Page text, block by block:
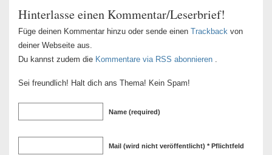
Hinterlasse einen Kommentar/Leserbrief!
Füge deinen Kommentar hinzu oder sende einen Trackback von
deiner Webseite aus.
Du kannst zudem die Kommentare via RSS abonnieren .
Sei freundlich! Halt dich ans Thema! Kein Spam!
Name (required)
Mail (wird nicht veröffentlicht) * Pflichtfeld